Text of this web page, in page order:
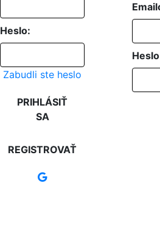
Heslo:
Zabudli ste heslo
PRIHLÁSIŤ
SA
REGISTROVAŤ